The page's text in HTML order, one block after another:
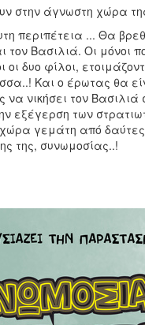
στην άγνωστη χώρα
περιπέτεια ... Θα
Βασιλιά. Οι μόνοι
δυο φίλοι,
Και ο έρωτας θα
νικήσει τον
εξέγερση των
γεμάτη από
της, συνωμοσίας..!